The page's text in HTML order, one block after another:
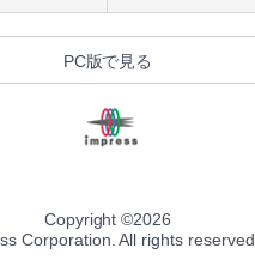
PC版で見る
Copyright ©2026
Corporation. All rights reserved.